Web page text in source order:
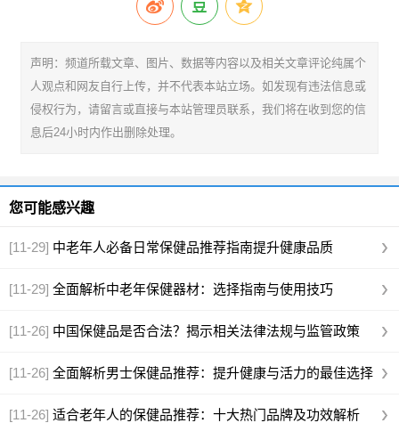
声明：频道所载文章、图片、数据等内容以及相关文章评论纯属个
人观点和网友自行上传，并不代表本站立场。如发现有违法信息或
侵权行为，请留言或直接与本站管理员联系，我们将在收到您的信
息后24小时内作出删除处理。
您可能感兴趣
[11-29] 中老年人必备日常保健品推荐指南提升健康品质
[11-29] 全面解析中老年保健器材：选择指南与使用技巧
[11-26] 中国保健品是否合法？揭示相关法律法规与监管政策
[11-26] 全面解析男士保健品推荐：提升健康与活力的最佳选择
[11-26] 适合老年人的保健品推荐：十大热门品牌及功效解析